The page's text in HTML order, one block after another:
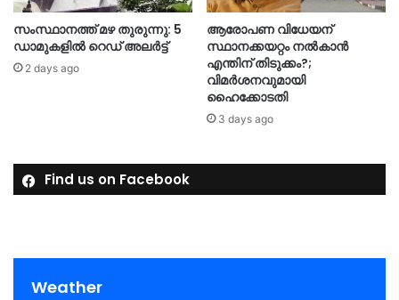
സംസ്ഥാനത്ത് മഴ തുരുന്നു: 5
ഡാമുകളിൽ റെഡ് അലർട്ട്
2 days ago
ആരോപണ വിധേയന്
സ്ഥാനക്കയറ്റം നൽകാൻ
എന്തിന് തിടുക്കം?;
വിമര്‍ശനവുമായി
ഹൈക്കോടതി
3 days ago
Find us on Facebook
Weather